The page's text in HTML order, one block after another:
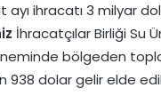
ihracatı 3 milyar
İhracatçılar Birliği Su
bölgeden
938 dolar gelir elde